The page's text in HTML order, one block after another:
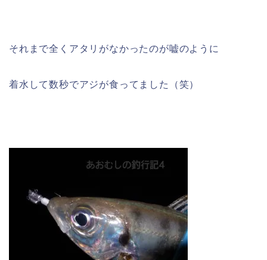
それまで全くアタリがなかったのが嘘のように
着水して数秒でアジが食ってました（笑）